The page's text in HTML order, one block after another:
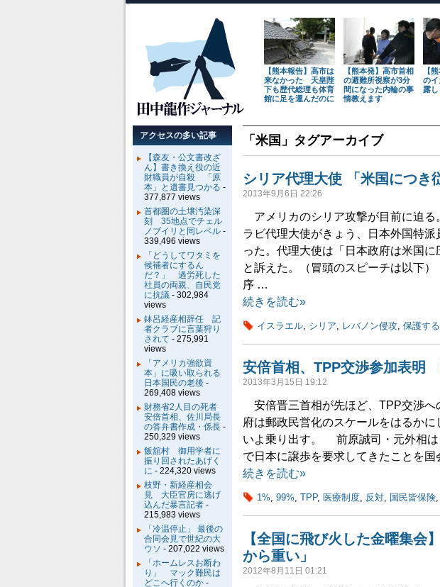
【熊本報告】高市は
来なかった 天皇陛
下も歴代総理も体育
館に足を運んだのに
【熊本発】高市首相
の避難所視察が3分
間になった内輪の事
情教えます
【
のイ
露
「 米国 」タグアーカイブ
シリア代理大使 「米国につき
2013年9月6日 22:26
アメリカのシリア攻撃が目前に迫る
ラビ代理大使がきょう、日本外国特
った。代理大使は「日本政府は米国に
と訴えた。（冒頭のスピーチは以下
序 …
続きを読む»
イスラエル, シリア, レバノン侵攻, 保護す
安倍首相、TPP交渉参加表明
2013年3月15日 19:12
安倍晋三首相が先ほど、TPP交渉へ
府は郵政民営化のスケールをはるかに
いよ乗り出す。 前原誠司・元外相は
で日本に譲歩を要求してきたことを
続きを読む»
1%, 99%, TPP, 医療制度, 反対, 国民皆保険,
【全国に飛び火した金曜集
から重い」
2012年8月11日 01:21
アクセスの多い記事
【森友・公文書改ざ
ん】書き換え役の近
財職員が自殺 「原
本」と遺書見つかる -
377,877 views
首都圏の土壌汚染深
刻 35地点でチェル
ノブイリと同レベル -
339,496 views
「どうしてワタミを
候補者にするん
だ？」 過労死した
社員の両親、自民党
に抗議 - 302,984
views
鉢呂経産相辞任 記
者クラブに言葉狩り
されて - 275,991
views
「アメリカ強欲資
本」に吸い取られる
日本国民の老後 -
269,408 views
財務省2人目の死者
安倍首相、佐川局長
の答弁書作成・係長 -
250,329 views
飯舘村 御用学者に
振り回されたあげく
に - 224,320 views
枝野・新経産相会
見 大臣官房に逃げ
込んだ暴言記者 -
215,983 views
「冷温停止」 最後の
合同会見で世紀の大
ウソ - 207,022 views
「ホームレスお断わ
り」 マック難民は
どこへ行くのか -